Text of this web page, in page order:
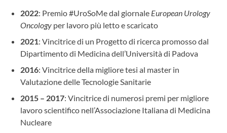
2022: Premio #UroSoMe dal giornale European Urology
Oncology per lavoro più letto e scaricato
2021: Vincitrice di un Progetto di ricerca promosso dal
Dipartimento di Medicina dell’Università di Padova
2016: Vincitrice della migliore tesi al master in
Valutazione delle Tecnologie Sanitarie
2015 – 2017: Vincitrice di numerosi premi per migliore
lavoro scientifico nell’Associazione Italiana di Medicina
Nucleare